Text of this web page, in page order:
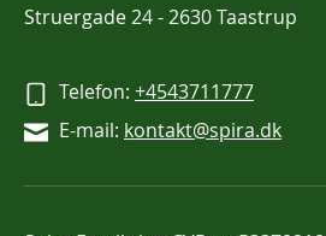
Struergade 24-2630 Taastrup
Telefon: +4543711777
E-mail: kontakt@spira.dk